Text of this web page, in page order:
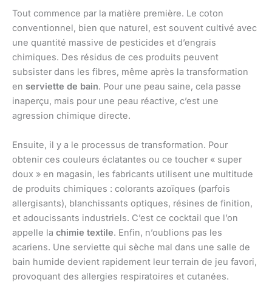
Tout commence par la matière première. Le coton
conventionnel, bien que naturel, est souvent cultivé avec
une quantité massive de pesticides et d’engrais
chimiques. Des résidus de ces produits peuvent
subsister dans les fibres, même après la transformation
en serviette de bain. Pour une peau saine, cela passe
inaperçu, mais pour une peau réactive, c’est une
agression chimique directe.
Ensuite, il y a le processus de transformation. Pour
obtenir ces couleurs éclatantes ou ce toucher « super
doux » en magasin, les fabricants utilisent une multitude
de produits chimiques : colorants azoïques (parfois
allergisants), blanchissants optiques, résines de finition,
et adoucissants industriels. C’est ce cocktail que l’on
appelle la chimie textile. Enfin, n’oublions pas les
acariens. Une serviette qui sèche mal dans une salle de
bain humide devient rapidement leur terrain de jeu favori,
provoquant des allergies respiratoires et cutanées.